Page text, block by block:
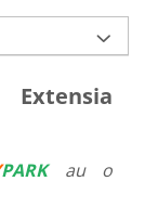
PARKau o